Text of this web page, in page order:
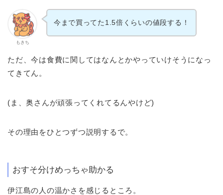
もきち
今まで買ってた1.5倍くらいの値段する！
ただ、今は食費に関してはなんとかやっていけそうになっ
てきてん。
(ま、奥さんが頑張ってくれてるんやけど)
その理由をひとつずつ説明するで。
おすそ分けめっちゃ助かる
伊江島の人の温かさを感じるところ。